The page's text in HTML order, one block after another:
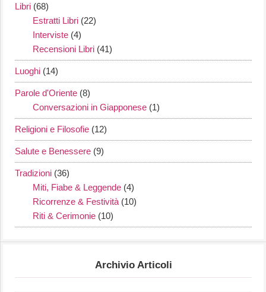
Libri (68)
Estratti Libri (22)
Interviste (4)
Recensioni Libri (41)
Luoghi (14)
Parole d'Oriente (8)
Conversazioni in Giapponese (1)
Religioni e Filosofie (12)
Salute e Benessere (9)
Tradizioni (36)
Miti, Fiabe & Leggende (4)
Ricorrenze & Festività (10)
Riti & Cerimonie (10)
Archivio Articoli